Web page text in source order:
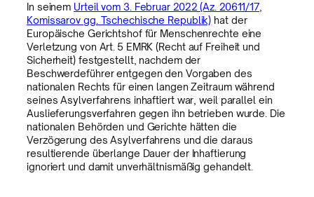
In seinem Urteil vom 3. Februar 2022 (Az. 20611/17,
Komissarov gg. Tschechische Republik) hat der
Europäische Gerichtshof für Menschenrechte eine
Verletzung von Art. 5 EMRK (Recht auf Freiheit und
Sicherheit) festgestellt, nachdem der
Beschwerdeführer entgegen den Vorgaben des
nationalen Rechts für einen langen Zeitraum während
seines Asylverfahrens inhaftiert war, weil parallel ein
Auslieferungsverfahren gegen ihn betrieben wurde. Die
nationalen Behörden und Gerichte hätten die
Verzögerung des Asylverfahrens und die daraus
resultierende überlange Dauer der Inhaftierung
ignoriert und damit unverhältnismäßig gehandelt.